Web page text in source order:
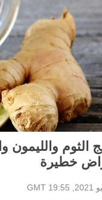
الثوم
خطيرة